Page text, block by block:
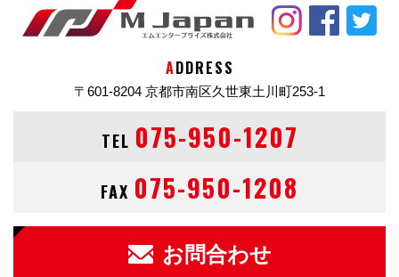
ADDRESS
〒601-8204 京都市南区久世東土川町253-1
TEL 075-950-1207
FAX 075-950-1208
お問合わせ